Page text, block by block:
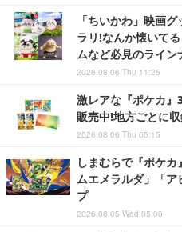
「ちいかわ」映画
ラリ!なんか懐いて
ムなど必見のライン
2026.08.06 Thu 11:25
激レアな『ポケカ
販売中!地方ごとに
2026.08.06 Thu 05:15
しまむらで『ポケ
ムエメラルダ」「
プ
2026.08.05 Wed 05:00